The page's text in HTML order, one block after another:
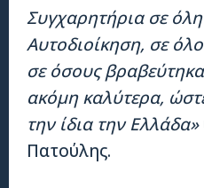
Συγχαρητήρια σε
Αυτοδιοίκηση, σε
σε όσους
ακόμη καλύτερα,
την ίδια την Ελλάδα»
Πατούλης.